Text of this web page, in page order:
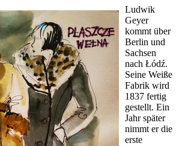
Ludwik
Geyer
kommt über
Berlin und
Sachsen
nach Łódź.
Seine Weiße
Fabrik wird
1837 fertig
gestellt. Ein
Jahr später
nimmt er die
erste